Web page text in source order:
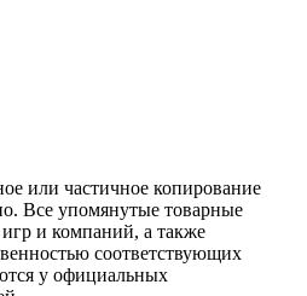
или частичное копирование
Все упомянутые товарные
и компаний, а также
соответствующих
у официальных